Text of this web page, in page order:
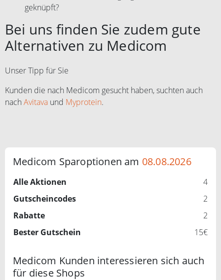
geknüpft?
Bei uns finden Sie zudem gute
Alternativen zu Medicom
Unser Tipp für Sie
Kunden die nach Medicom gesucht haben, suchten auch
nach Avitava und Myprotein.
Medicom Sparoptionen am 08.08.2026
Alle Aktionen
4
Gutscheincodes
2
Rabatte
2
Bester Gutschein
15€
Medicom Kunden interessieren sich auch
für diese Shops